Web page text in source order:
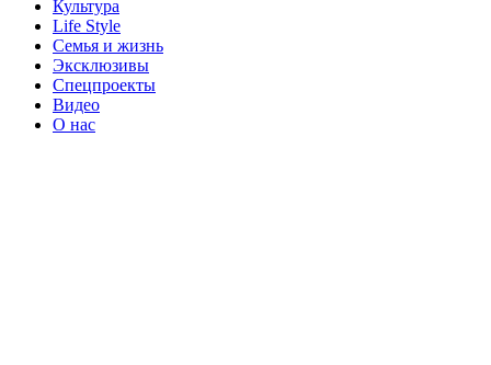
Культура
Life Style
Семья и жизнь
Эксклюзивы
Спецпроекты
Видео
О нас